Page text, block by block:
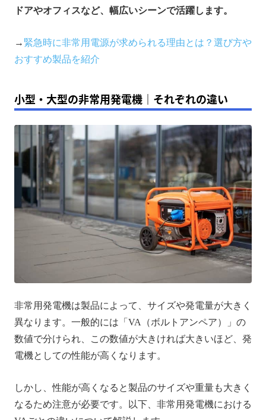
ドアやオフィスなど、幅広いシーンで活躍します。
→ 緊急時に非常用電源が求められる理由とは？選び方や
おすすめ製品を紹介
小型・大型の非常用発電機｜それぞれの違い
非常用発電機は製品によって、サイズや発電量が大きく
異なります。一般的には「VA（ボルトアンペア）」の
数値で分けられ、この数値が大きければ大きいほど、発
電機としての性能が高くなります。
しかし、性能が高くなると製品のサイズや重量も大きく
なるため注意が必要です。以下、非常用発電機における